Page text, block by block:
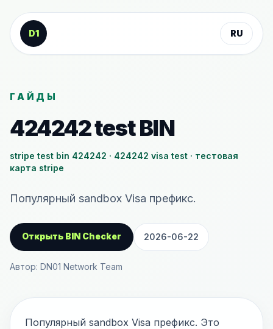
К содержанию
D1
RU
ГАЙДЫ
424242 test BIN
stripe test bin 424242 · 424242 visa test · тестовая
карта stripe
Популярный sandbox Visa префикс.
Открыть BIN Checker 2026-06-22
Автор: DN01 Network Team
Популярный sandbox Visa префикс. Это